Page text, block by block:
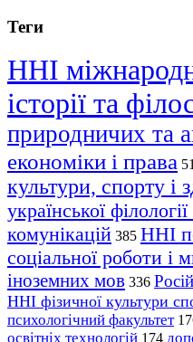
Теги
ННІ
історії та
природничих та
економіки і права
культури, спорту і
української
комунікацій 385 ННІ
соціальної роботи і
іноземних мов 336
ННІ фізичної культури
психологічний факультет
освітніх технологій 174